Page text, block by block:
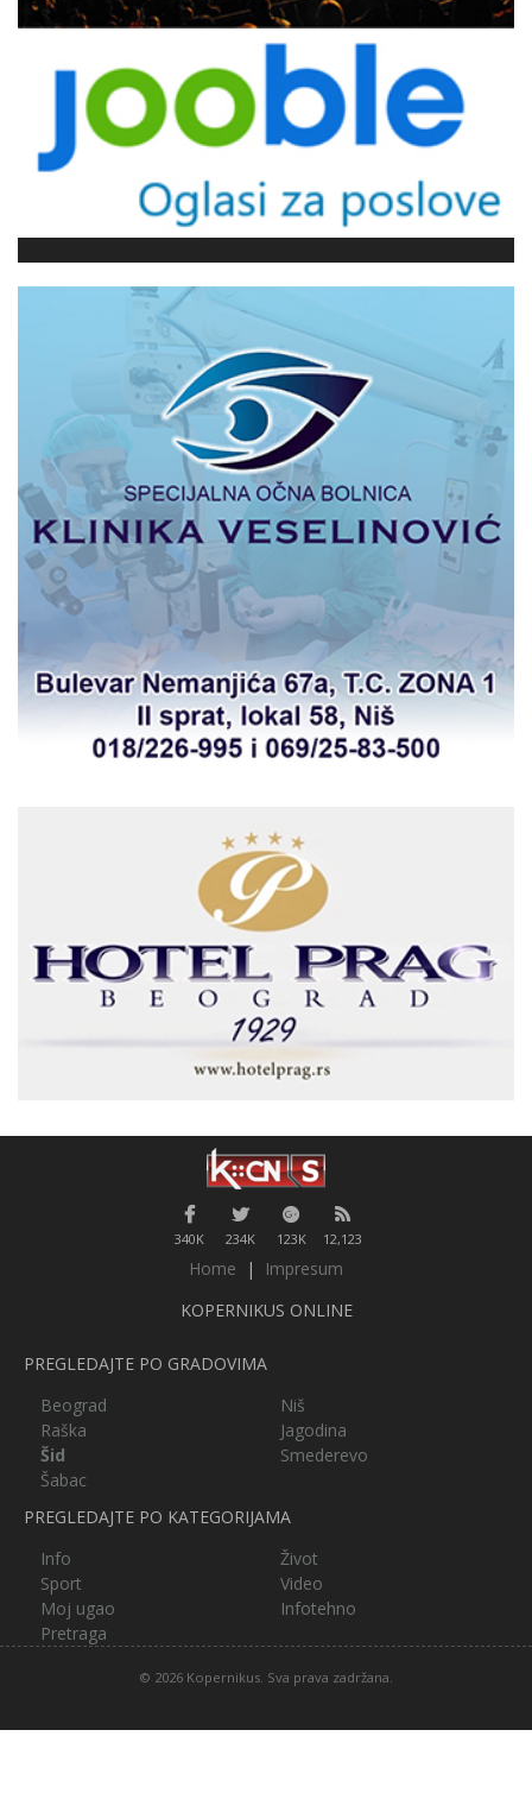
340K 234K 123K 12,123
Home |
Impresum
KOPERNIKUS ONLINE
PREGLEDAJTE PO GRADOVIMA
Beograd
Niš
Raška
Jagodina
Šid
Smederevo
Šabac
PREGLEDAJTE PO KATEGORIJAMA
Info
Život
Sport
Video
Moj ugao
Infotehno
Pretraga
© 2026 Kopernikus. Sva prava zadržana.